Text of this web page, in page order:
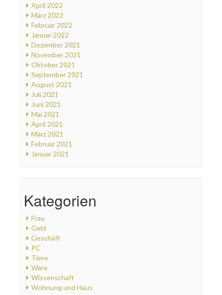
April 2022
März 2022
Februar 2022
Januar 2022
Dezember 2021
November 2021
Oktober 2021
September 2021
August 2021
Juli 2021
Juni 2021
Mai 2021
April 2021
März 2021
Februar 2021
Januar 2021
Kategorien
Frau
Geld
Geschäft
PC
Tiere
Ware
Wissenschaft
Wohnung und Haus